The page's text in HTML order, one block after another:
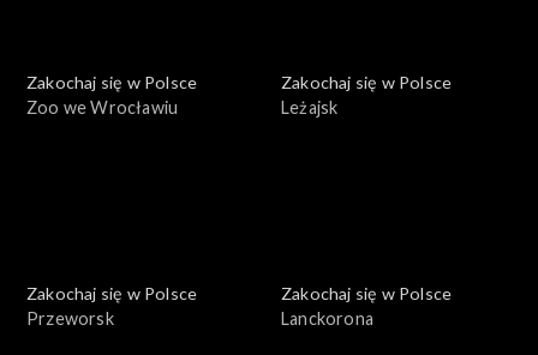
Zakochaj się w Polsce
Zoo we Wrocławiu
Zakochaj się w Polsce
Leżajsk
Zakochaj się w Polsce
Przeworsk
Zakochaj się w Polsce
Lanckorona